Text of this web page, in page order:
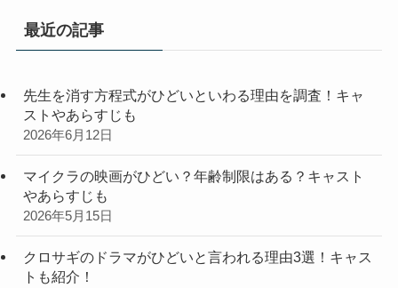
リ
最近の記事
先生を消す方程式がひどいといわる理由を調査！キャ
ストやあらすじも
2026年6月12日
マイクラの映画がひどい？年齢制限はある？キャスト
やあらすじも
2026年5月15日
クロサギのドラマがひどいと言われる理由3選！キャス
トも紹介！